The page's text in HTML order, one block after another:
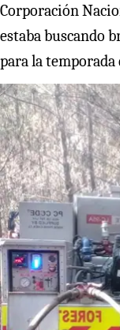
Corporación
estaba buscando
para la temporada